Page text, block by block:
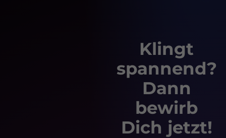
Klingt
spannend?
Dann
bewirb
Dich jetzt!